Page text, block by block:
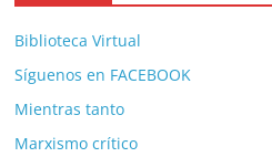
Biblioteca Virtual
Síguenos en FACEBOOK
Mientras tanto
Marxismo crítico